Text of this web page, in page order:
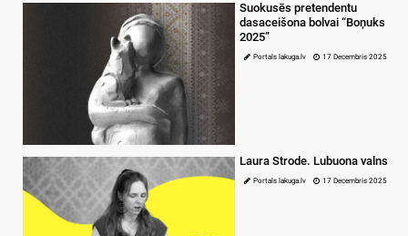
Suokusēs pretendentu
dasaceišona bolvai “Boņuks
2025”
Portals lakuga.lv 17 Decembris 2025
Laura Strode. Lubuona valns
Portals lakuga.lv 17 Decembris 2025